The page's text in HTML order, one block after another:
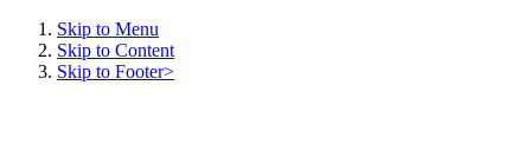
Skip to Menu
Skip to Content
Skip to Footer>